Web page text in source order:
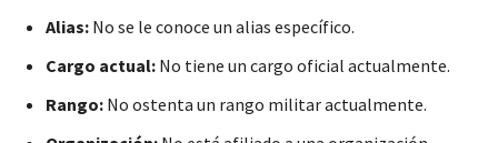
Alias: No se le conoce un alias específico.
Cargo actual: No tiene un cargo oficial actualmente.
Rango: No ostenta un rango militar actualmente.